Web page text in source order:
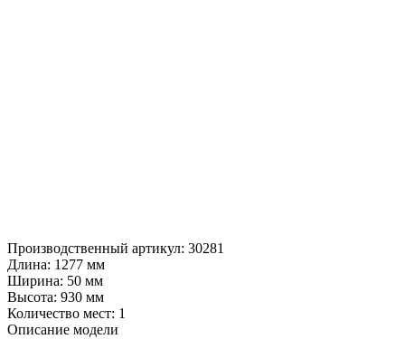
Производственный артикул: 30281
Длина: 1277 мм
Ширина: 50 мм
Высота: 930 мм
Количество мест: 1
Описание модели